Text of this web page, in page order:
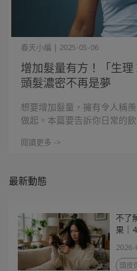
增加髮量有方！「生理
頭髮濃密不再是夢
春天小編 | 2025-05-06
想要增加髮量，擁有令人稱
做起。本篇要告訴你日常的
閱讀更多 ->
最新動態
不了
果｜
頭皮